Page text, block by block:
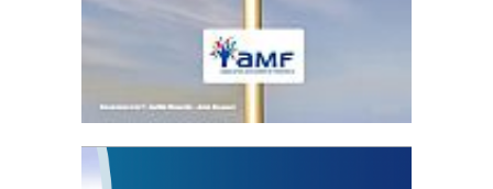
Statut de l’élu local
3 avril 2024